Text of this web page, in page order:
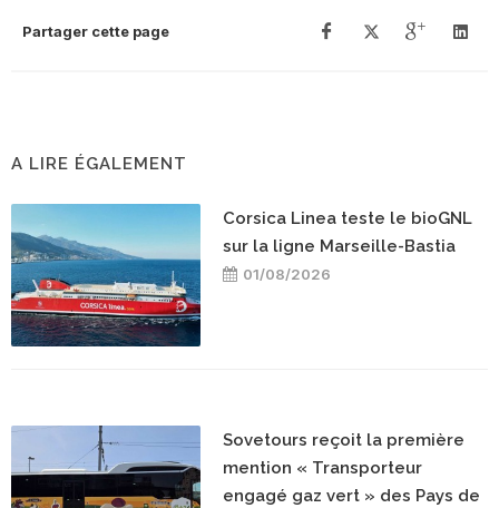
Partager cette page
A LIRE ÉGALEMENT
Corsica Linea teste le bioGNL
sur la ligne Marseille-Bastia
01/08/2026
Sovetours reçoit la première
mention « Transporteur
engagé gaz vert » des Pays de